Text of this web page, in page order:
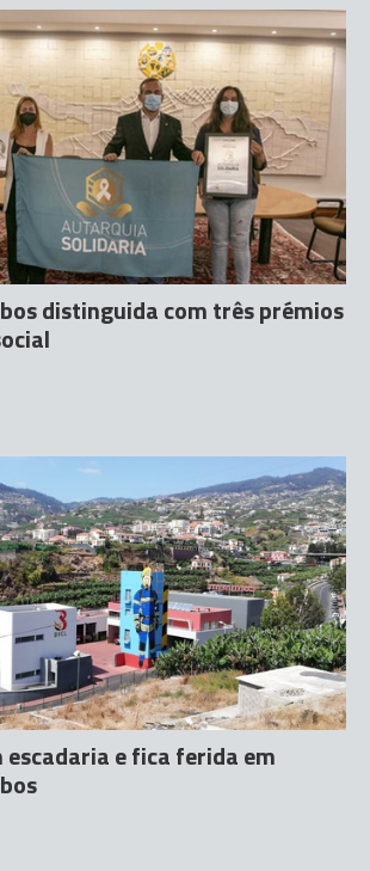
distinguida com três prémios
escadaria e fica ferida em